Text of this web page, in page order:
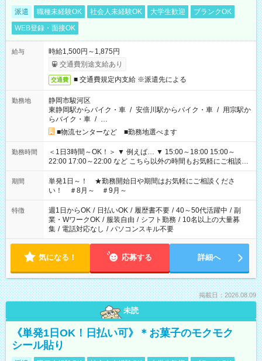
派遣 職種未経験OK 社会人未経験OK 大学生歓迎
ブランクOK
WEB登録・面接OK
給与
時給1,500円～1,875円
交通費別途支給あり
交通費 ■ 交通費規定内支給 ※派遣先による
勤務地
静岡市駿河区
東静岡駅からバイク・車 / 安倍川駅からバイク・車 / 用宗駅か
らバイク・車 / …
■物流センターなど ■勤務地選べます
勤務時間
＜1日3時間～OK！＞ ▼ 例えば… ▼ 15:00～18:00 15:00～
22:00 17:00～22:00 など こちら以外の時間もお気軽にご相談く
ださい！
期間
単発1日～！ ★勤務開始日や期間はお気軽にご相談くださ
い！ ＃8月～ ＃9月～
特徴 週1日からOK / 日払いOK / 履歴書不要 / 40～50代活躍中 / 副
業・WワークOK / 服装自由 / シフト勤務 / 10名以上の大量募
集 / 電話対応なし / パソコンスキル不要
気になる！ 応募する 詳細へ
掲載日：2026.08.09
未読
《単発1日OK！日払い可》＊お菓子のモクモク
シール貼り